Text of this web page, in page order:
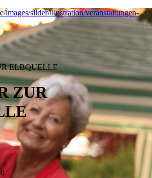
images/slider/illustration/veranstaltungen-
ELBQUELLE
ZUR